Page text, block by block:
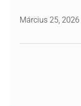
Március 25, 2026